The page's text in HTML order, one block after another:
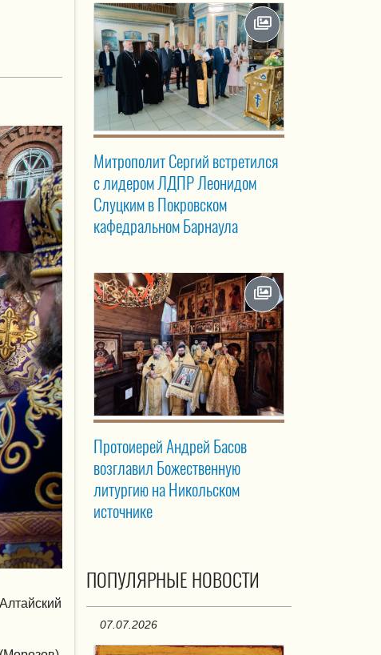
Митрополит Сергий встретился
с лидером ЛДПР Леонидом
Слуцким в Покровском
кафедральном Барнаула
Протоиерей Андрей Басов
возглавил Божественную
литургию на Никольском
источнике
ПОПУЛЯРНЫЕ НОВОСТИ
07.07.2026